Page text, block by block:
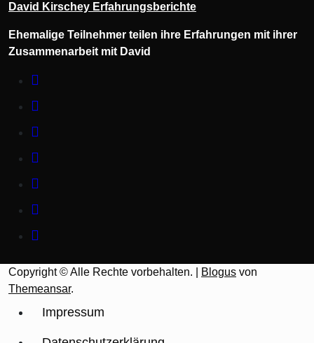
David Kirschey Erfahrungsberichte
Ehemalige Teilnehmer teilen ihre Erfahrungen mit ihrer
Zusammenarbeit mit David
Copyright © Alle Rechte vorbehalten. Blogus von
Themeansar.
Impressum